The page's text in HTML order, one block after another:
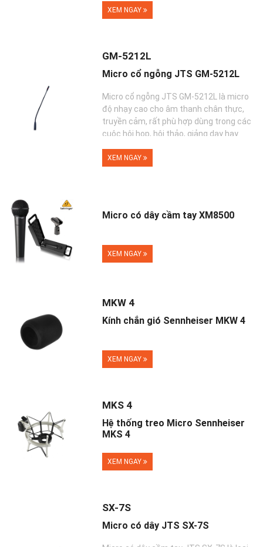
XEM NGAY
GM-5212L
Micro cổ ngỗng JTS GM-5212L
Micro cổ ngỗng JTS GM-5212L là micro
độ nhạy cao cho âm thanh chân thực,
truyền cảm, rất phù hợp dùng trong các
cuộc hội họp, hội thảo, giảng dạy hay
XEM NGAY
Micro có dây cầm tay XM8500
XEM NGAY
MKW 4
Kính chắn gió Sennheiser MKW 4
XEM NGAY
MKS 4
Hệ thống treo Micro Sennheiser
MKS 4
XEM NGAY
SX-7S
Micro có dây JTS SX-7S